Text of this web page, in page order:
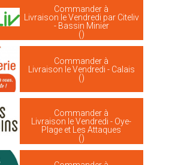
Commander à
Livraison le Vendredi par Citeliv
- Bassin Minier
()
Commander à
Livraison le Vendredi - Calais
()
Commander à
Livraison le Vendredi - Oye-
Plage et Les Attaques
()